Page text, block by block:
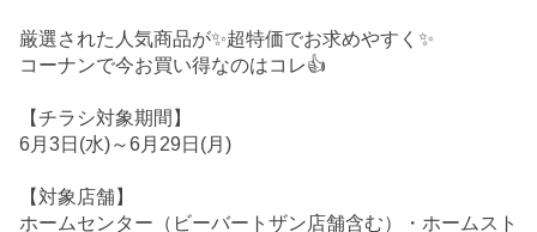
厳選された人気商品が✨超特価でお求めやすく✨
コーナンで今お買い得なのはコレ👍
【チラシ対象期間】
6月3日(水)～6月29日(月)
【対象店舗】
ホームセンター（ビーバートザン店舗含む）・ホームスト